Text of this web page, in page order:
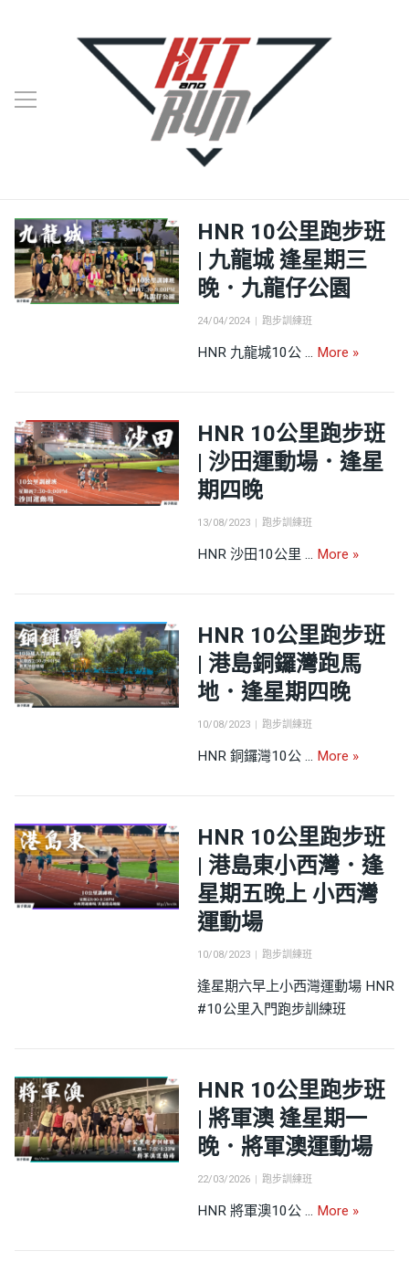
HNR 10公里跑步班
| 九龍城 逢星期三
晚．九龍仔公園
Posted
24/04/2024 Categories
跑步訓練班
HNR 九龍城10公 … More HNR 10
»
HNR 10公里跑步班
| 沙田運動場．逢星
期四晚
Posted
13/08/2023 Categories
跑步訓練班
HNR 沙田10公里 … More HNR 10
»
HNR 10公里跑步班
| 港島銅鑼灣跑馬
地．逢星期四晚
Posted
10/08/2023 Categories
跑步訓練班
HNR 銅鑼灣10公 … More HNR 10
»
HNR 10公里跑步班
| 港島東小西灣．逢
星期五晚上 小西灣
運動場
Posted
10/08/2023 Categories
跑步訓練班
逢星期六早上小西灣運動場 HNR
#10公里入門跑步訓練班
HNR 10公里跑步班
| 將軍澳 逢星期一
晚．將軍澳運動場
Posted
22/03/2026 Categories
跑步訓練班
HNR 將軍澳10公 … More HNR 10
»